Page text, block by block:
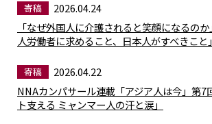
寄稿
2026.04.24
「なぜ外国人に介護されると笑顔になるの
人労働者に求めること、日本人がすべきこと
寄稿
2026.04.22
NNAカンパサール連載「アジア人は今」第7
ト支える ミャンマー人の汗と涙」